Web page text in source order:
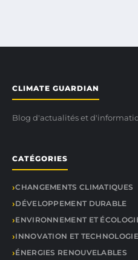
CLIMATE GUARDIAN
Blog d'actualités et
CATÉGORIES
CHANGEMENTS CLIMATIQUES
DÉVELOPPEMENT DURABLE
ENVIRONNEMENT ET
INNOVATION ET
ÉNERGIES RENOUVELABLES